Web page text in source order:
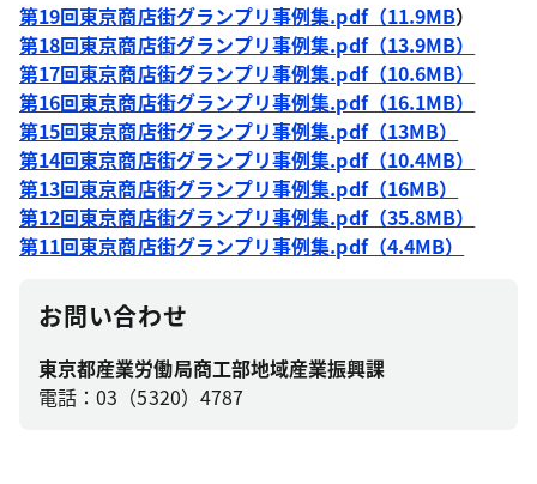
第19回東京商店街グランプリ事例集.pdf（11.9MB）
第18回東京商店街グランプリ事例集.pdf（13.9MB）
第17回東京商店街グランプリ事例集.pdf（10.6MB）
第16回東京商店街グランプリ事例集.pdf（16.1MB）
第15回東京商店街グランプリ事例集.pdf（13MB）
第14回東京商店街グランプリ事例集.pdf（10.4MB）
第13回東京商店街グランプリ事例集.pdf（16MB）
第12回東京商店街グランプリ事例集.pdf（35.8MB）
第11回東京商店街グランプリ事例集.pdf（4.4MB）
お問い合わせ
東京都産業労働局商工部地域産業振興課
電話：03（5320）4787